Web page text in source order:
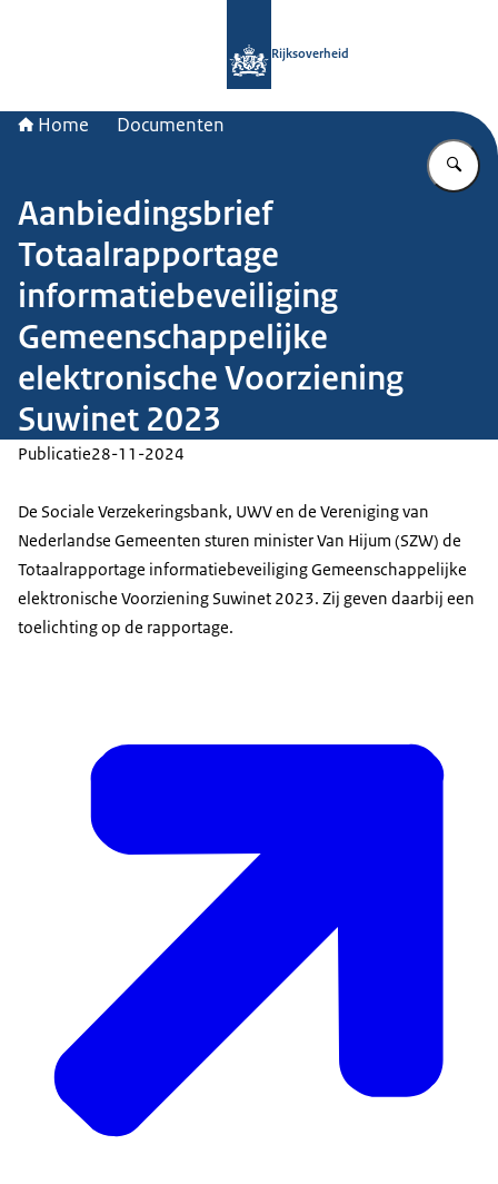
Rijksoverheid
Home Documenten
Aanbiedingsbrief
Totaalrapportage
informatiebeveiliging
Gemeenschappelijke
elektronische Voorziening
Suwinet 2023
Publicatie28-11-2024
De Sociale Verzekeringsbank, UWV en de Vereniging van
Nederlandse Gemeenten sturen minister Van Hijum (SZW) de
Totaalrapportage informatiebeveiliging Gemeenschappelijke
elektronische Voorziening Suwinet 2023. Zij geven daarbij een
toelichting op de rapportage.